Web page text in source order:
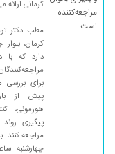
بارداری و
ایشون
تشخیصشون
کیست
بسیار خوش
خوش اخلاق
عالی بود
مراجعه‌کننده
است.
کرمانی ارائه
مطب دکتر
دارد که با
برای بررسی
پیش از
هورمونی،
پیگیری
مراجعه کنند.